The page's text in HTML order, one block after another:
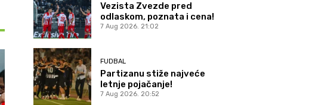
Vezista Zvezde pred
odlaskom, poznata i cena!
7 Aug 2026. 21:02
FUDBAL
Partizanu stiže najveće
letnje pojačanje!
7 Aug 2026. 20:52